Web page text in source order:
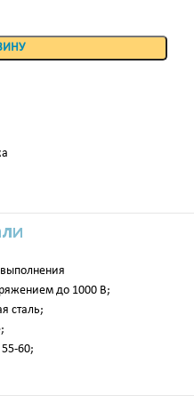
до 1000 В;
сталь;
60;